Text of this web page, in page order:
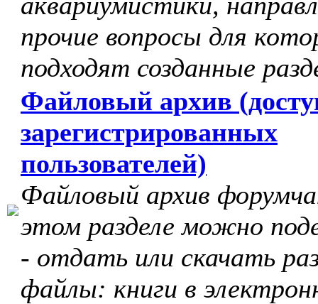
прочие вопросы для
подходят созданные
Файловый архив
зарегистрированных
пользователей)
Файловый архив
этом разделе можно
- отдать или скачать
файлы: книги в